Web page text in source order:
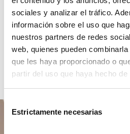
sociales y analizar el tráfico.
información sobre el uso que
nuestros partners de redes
web, quienes pueden
que les haya proporcionado o
partir del uso que haya hecho
Selección
Estrictamente necesarias
la arquitectura de la esfera.